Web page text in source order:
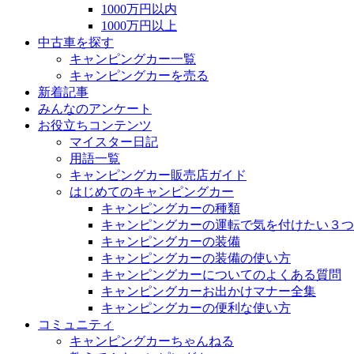
1000万円以内
1000万円以上
中古車を探す
キャンピングカー一覧
キャンピングカーを売る
新着記事
みんなのアンケート
お役立ちコンテンツ
マイスター日記
用語一覧
キャンピングカー販売店ガイド
はじめてのキャンピングカー
キャンピングカーの種類
キャンピングカーの運転で気を付けたい３
キャンピングカーの装備
キャンピングカーの装備の使い方
キャンピングカーについてのよくある質問
キャンピングカーお出かけマナー全集
キャンピングカーの便利な使い方
コミュニティ
キャンピングカーちゃんねる